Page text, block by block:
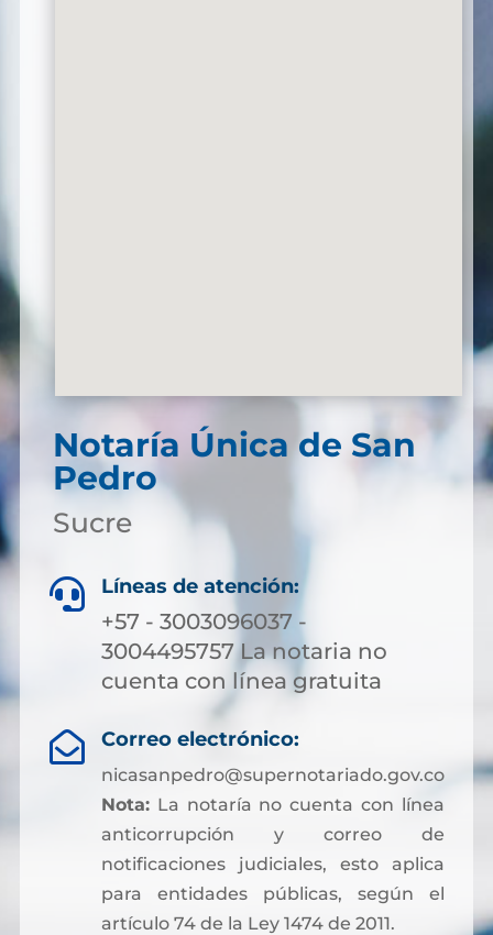
Notaría Única de San
Pedro
Sucre
 Líneas de atención:
+57 - 3003096037 -
3004495757 La notaria no
cuenta con línea gratuita
 Correo electrónico:
nicasanpedro@supernotariado.gov.co
Nota:La notaría no cuenta con línea
anticorrupción y correo de
notificaciones judiciales, esto aplica
para entidades públicas, según el
artículo 74 de la Ley 1474 de 2011.